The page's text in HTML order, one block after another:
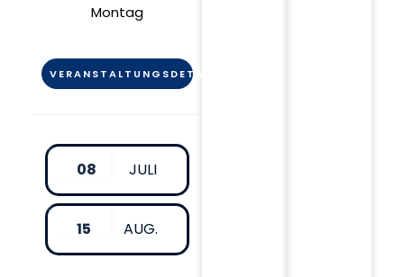
Montag
VERANSTALTUNGSDETAIL
08 JULI
15 AUG.